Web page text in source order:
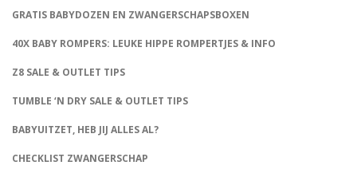
GRATIS BABYDOZEN EN ZWANGERSCHAPSBOXEN
40X BABY ROMPERS: LEUKE HIPPE ROMPERTJES & INFO
Z8 SALE & OUTLET TIPS
TUMBLE ‘N DRY SALE & OUTLET TIPS
BABYUITZET, HEB JIJ ALLES AL?
CHECKLIST ZWANGERSCHAP